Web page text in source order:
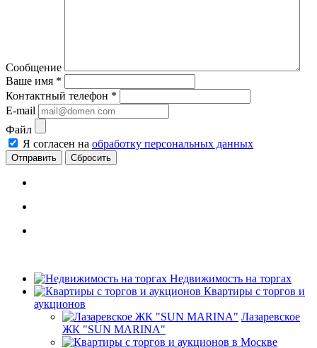
Сообщение
Ваше имя *
Контактный телефон *
E-mail
Файл
Я согласен на обработку персональных данных
Сбросить
Недвижимость на торгах
Квартиры с торгов и
аукционов
Лазаревское
ЖК "SUN MARINA"